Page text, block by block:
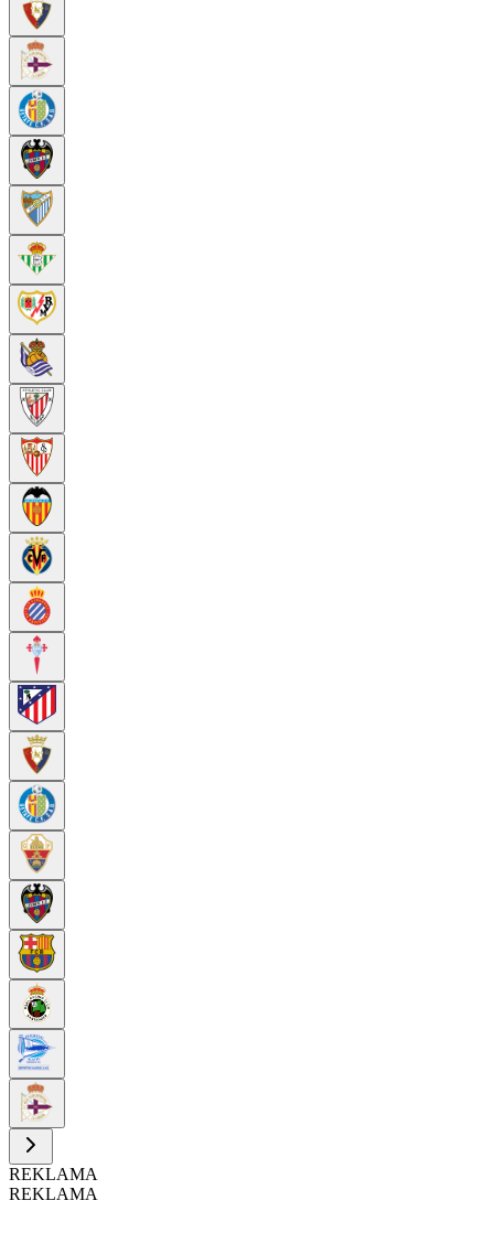
REKLAMA
REKLAMA